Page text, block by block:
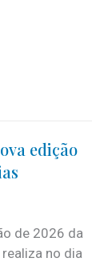
edição
de 2026 da
no dia